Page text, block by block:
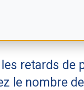
les retards de
le nombre